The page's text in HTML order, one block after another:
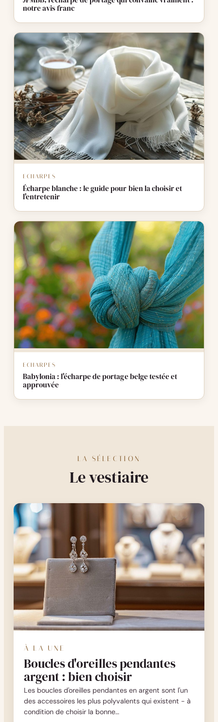
notre avis franc
ECHARPES
Écharpe blanche : le guide pour bien la choisir et
l'entretenir
ECHARPES
Babylonia : l'écharpe de portage belge testée et
approuvée
LA SÉLECTION
Le vestiaire
À LA UNE
Boucles d'oreilles pendantes
argent : bien choisir
Les boucles d'oreilles pendantes en argent sont l'un
des accessoires les plus polyvalents qui existent - à
condition de choisir la bonne…